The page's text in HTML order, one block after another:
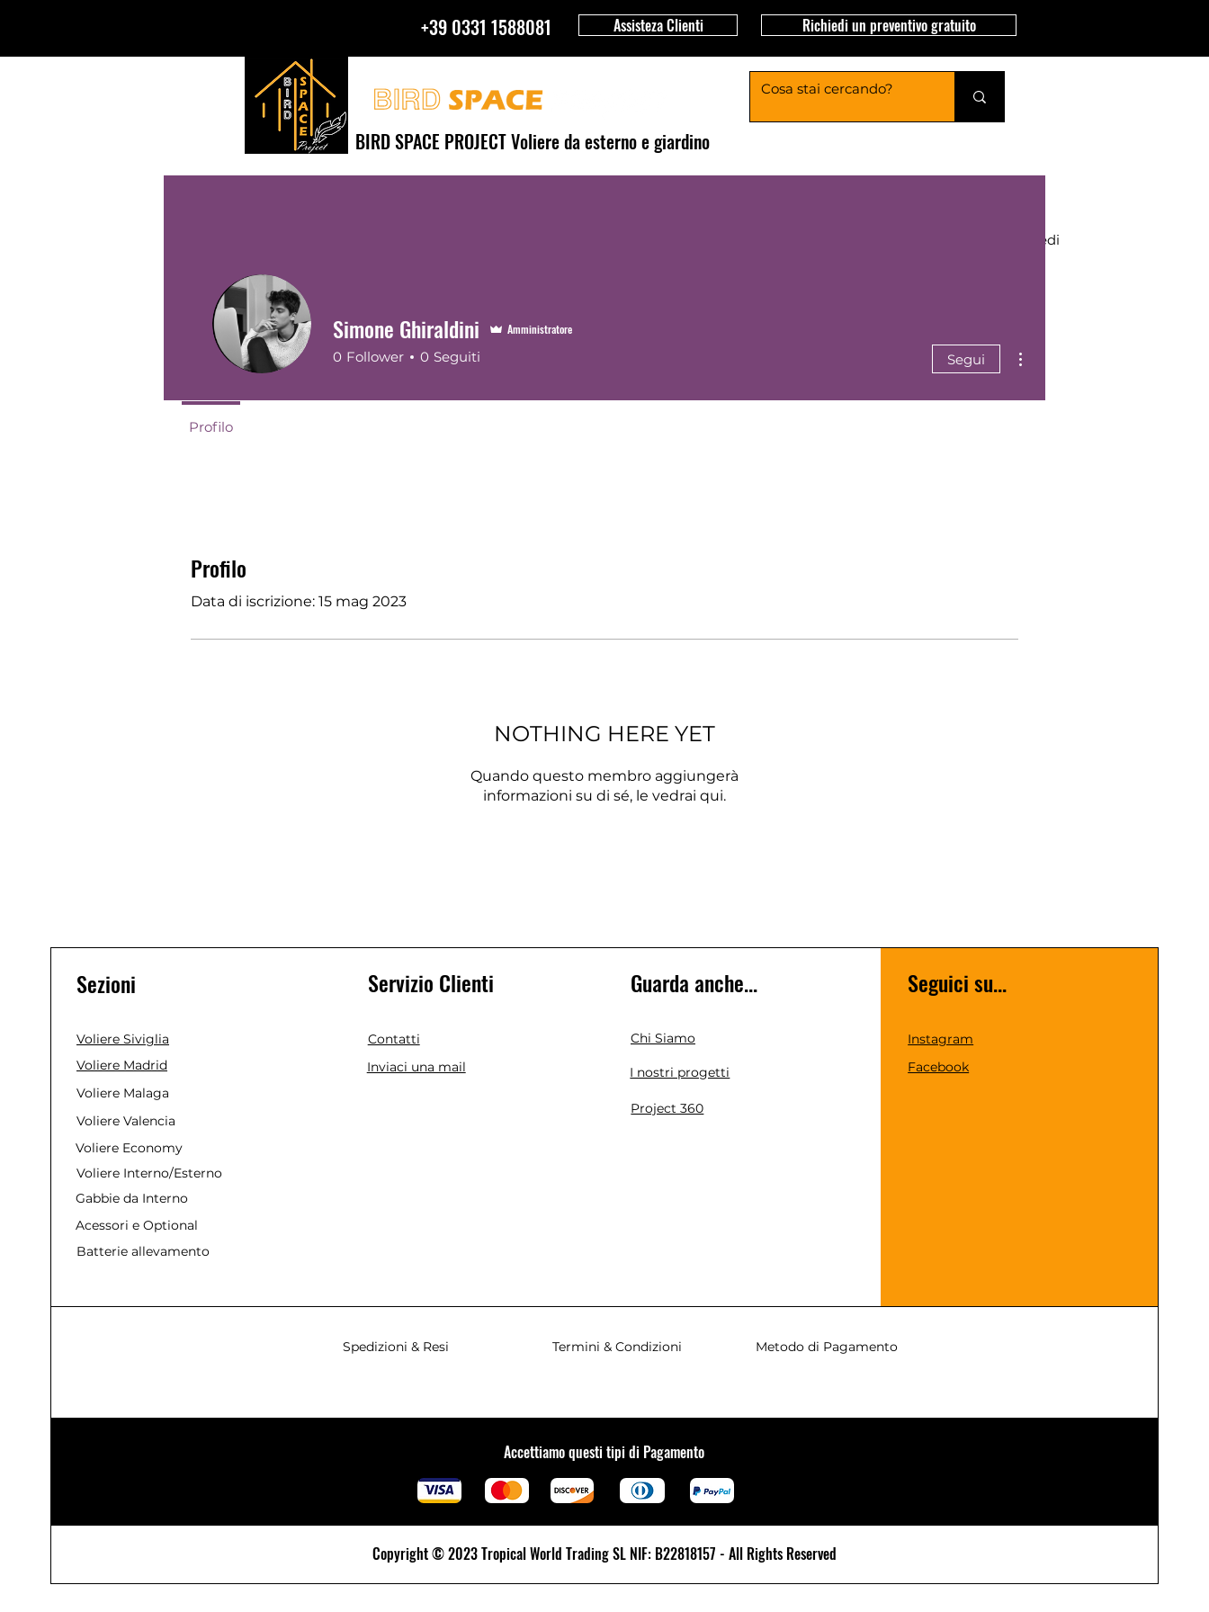
+39 0331 1588081 Assisteza Clienti Richiedi un preventivo gratuito
BIRD SPACE PROJECT Voliere da esterno e giardino
Accedi
Profilo
Data di iscrizione: 15 mag 2023
NOTHING HERE YET
Quando questo membro aggiungerà
informazioni su di sé, le vedrai qui.
Simone Ghiraldini Amministratore
0 Follower 0 Seguiti Segui
Profilo
Sezioni
Voliere Siviglia
Voliere Madrid
Voliere Malaga
Voliere Valencia
Voliere Economy
Voliere Interno/Esterno
Gabbie da Interno
Acessori e Optional
Batterie allevamento
Servizio Clienti
Contatti
Inviaci una mail
Guarda anche...
I nostri progetti
Project 360
Seguici su...
Instagram
Facebook
Spedizioni & Resi Termini & Condizioni Metodo di Pagamento
Chi Siamo
Accettiamo questi tipi di Pagamento
Copyright © 2023 Tropical World Trading SL NIF: B22818157 - All Rights Reserved